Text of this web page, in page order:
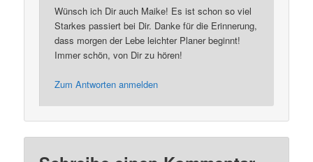
Wünsch ich Dir auch Maike! Es ist schon so viel
Starkes passiert bei Dir. Danke für die Erinnerung,
dass morgen der Lebe leichter Planer beginnt!
Immer schön, von Dir zu hören!
Zum Antworten anmelden